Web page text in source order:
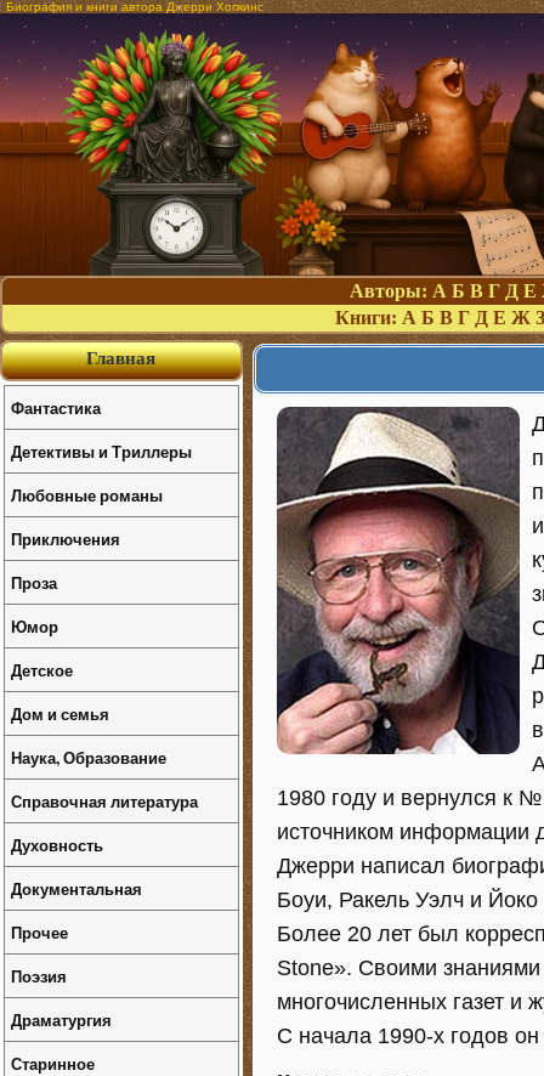
Биография и книги автора Джерри Хопкинс
Авторы: А Б В Г Д Е
Книги: А Б В Г Д Е Ж З
1980 году и вернулся к
источником
Джерри написал
Боуи, Ракель Уэлч и
Более 20 лет был
Stone». Своими знаниями
многочисленных газет и
С начала 1990-х годов
Главная
Фантастика
Детективы и Триллеры
Любовные романы
Приключения
Проза
Юмор
Детское
Дом и семья
Наука, Образование
Справочная литература
Духовность
Документальная
Прочее
Поэзия
Драматургия
Старинное